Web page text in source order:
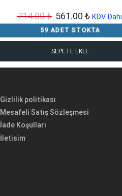
714.00₺ Orijinal
fiyat:
714.00 ₺.
561.00 ₺Şu
andaki
fiyat:
KDV Dahil
59 ADET STOKTA
SEPETE EKLE
Gizlilik politikası
Mesafeli Satış Sözleşmesi
İade Koşulları
İletisim